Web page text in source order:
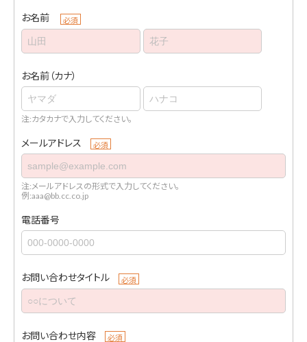
お名前 必須
お名前（カナ）
注:カタカナで入力してください。
メールアドレス 必須
注:メールアドレスの形式で入力してください。
例:aaa@bb.cc.co.jp
電話番号
お問い合わせタイトル 必須
お問い合わせ内容 必須